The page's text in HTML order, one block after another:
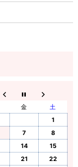
金
土
1
7
8
14
15
21
22